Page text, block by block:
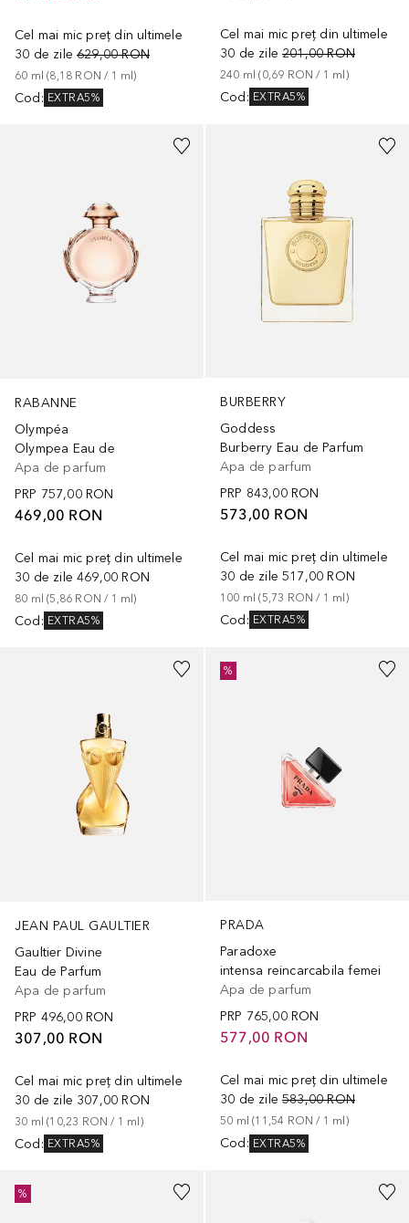
Cel mai mic preț din ultimele
30 de zile 629,00 RON
60 ml (8,18 RON / 1 ml)
Cod : EXTRA5%
Cel mai mic preț din ultimele
30 de zile 201,00 RON
240 ml (0,69 RON / 1 ml)
Cod : EXTRA5%
RABANNE
Olympéa
Olympea Eau de
Apa de parfum
PRP 757,00 RON
469,00 RON
Cel mai mic preț din ultimele
30 de zile 469,00 RON
80 ml (5,86 RON / 1 ml)
Cod : EXTRA5%
BURBERRY
Goddess
Burberry Eau de Parfum
Apa de parfum
PRP 843,00 RON
573,00 RON
Cel mai mic preț din ultimele
30 de zile 517,00 RON
100 ml (5,73 RON / 1 ml )
Cod : EXTRA5%
JEAN PAUL GAULTIER
Gaultier Divine
Eau de Parfum
Apa de parfum
PRP 496,00 RON
307,00 RON
Cel mai mic preț din ultimele
30 de zile 307,00 RON
30 ml (10,23 RON / 1 ml)
Cod : EXTRA5%
PRADA
Paradoxe
intensa reincarcabila femei
Apa de parfum
PRP 765,00 RON
577,00 RON
Cel mai mic preț din ultimele
30 de zile 583,00 RON
50 ml (11,54 RON / 1 ml )
Cod : EXTRA5%
%
%